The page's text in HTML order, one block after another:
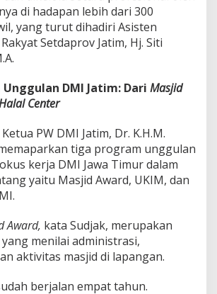
k
a
t
T
a
W
k
a
f
di hadapan lebih dari 300
yang turut dihadiri Asisten
Setdaprov Jatim, Hj. Siti
DMI Jatim: Dari Masjid
Center
PW DMI Jatim, Dr. K.H.M.
tiga program unggulan
kerja DMI Jawa Timur dalam
yaitu Masjid Award, UKIM, dan
Award, kata Sudjak, merupakan
menilai administrasi,
aktivitas masjid di lapangan.
berjalan empat tahun.